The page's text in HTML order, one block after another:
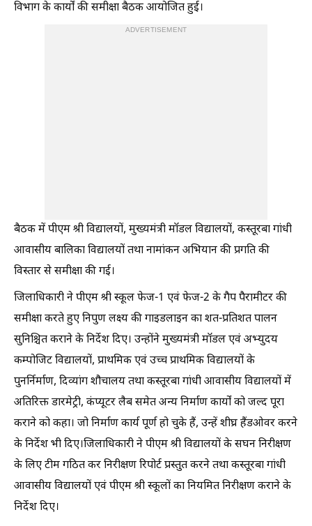
विभाग के कार्यों की समीक्षा बैठक आयोजित हुई।
ADVERTISEMENT
बैठक में पीएम श्री विद्यालयों, मुख्यमंत्री मॉडल विद्यालयों, कस्तूरबा गांधी
आवासीय बालिका विद्यालयों तथा नामांकन अभियान की प्रगति की
विस्तार से समीक्षा की गई।
जिलाधिकारी ने पीएम श्री स्कूल फेज-1 एवं फेज-2 के गैप पैरामीटर की
समीक्षा करते हुए निपुण लक्ष्य की गाइडलाइन का शत-प्रतिशत पालन
सुनिश्चित कराने के निर्देश दिए। उन्होंने मुख्यमंत्री मॉडल एवं अभ्युदय
कम्पोजिट विद्यालयों, प्राथमिक एवं उच्च प्राथमिक विद्यालयों के
पुनर्निर्माण, दिव्यांग शौचालय तथा कस्तूरबा गांधी आवासीय विद्यालयों में
अतिरिक्त डारमेट्री, कंप्यूटर लैब समेत अन्य निर्माण कार्यों को जल्द पूरा
कराने को कहा। जो निर्माण कार्य पूर्ण हो चुके हैं, उन्हें शीघ्र हैंडओवर करने
के निर्देश भी दिए।जिलाधिकारी ने पीएम श्री विद्यालयों के सघन निरीक्षण
के लिए टीम गठित कर निरीक्षण रिपोर्ट प्रस्तुत करने तथा कस्तूरबा गांधी
आवासीय विद्यालयों एवं पीएम श्री स्कूलों का नियमित निरीक्षण कराने के
निर्देश दिए।